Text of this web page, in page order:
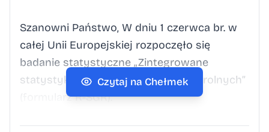
Szanowni Państwo, W dniu 1 czerwca br. w
całej Unii Europejskiej rozpoczęło się
badanie statystyczne „Zintegrowane
statystyki dotyczące gospodarstw rolnych”
(formularz R-SGR).
Czytaj na Chełmek